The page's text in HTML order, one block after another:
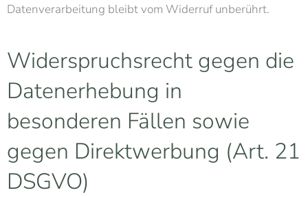
Datenverarbeitung bleibt vom Widerruf unberührt.
Widerspruchsrecht gegen die
Datenerhebung in
besonderen Fällen sowie
gegen Direktwerbung (Art. 21
DSGVO)